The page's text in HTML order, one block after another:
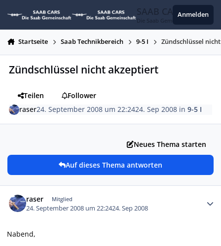
SAAB CARS
Die Saab Gemeinschaft
Anmelden
Startseite Saab Technikbereich 9-5 I Zündschlüssel
Zündschlüssel nicht akzeptiert
Teilen
Follower
raser24. September 2008 um 22:2424. Sep 2008 in9-5 I
Neues Thema starten
Auf dieses Thema antworten
raser Mitglied
24. September 2008 um 22:2424. Sep 2008
Nabend,